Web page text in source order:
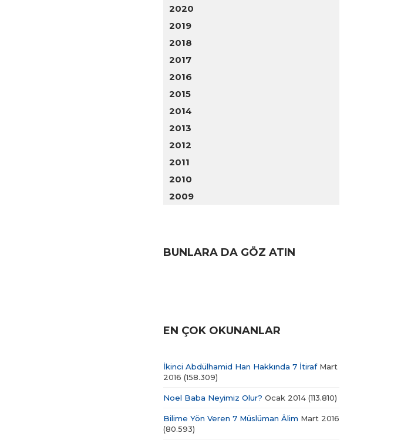
2020
2019
2018
2017
2016
2015
2014
2013
2012
2011
2010
2009
BUNLARA DA GÖZ ATIN
EN ÇOK OKUNANLAR
İkinci Abdülhamid Han Hakkında 7 İtirafMart
2016 (158.309)
Noel Baba Neyimiz Olur? Ocak 2014 (113.810)
Bilime Yön Veren 7 Müslüman Âlim Mart 2016
(80.593)